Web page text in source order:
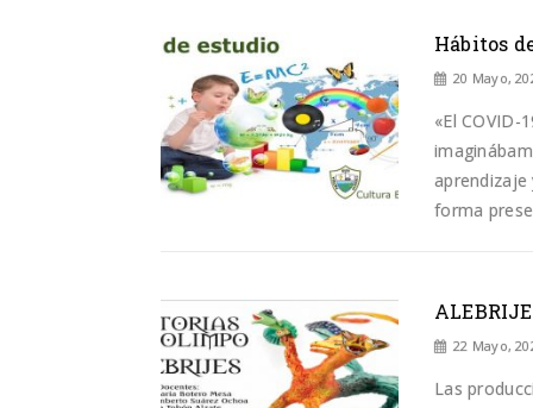
Hábitos
20 Mayo,
«El
forma
22 Mayo,
Las